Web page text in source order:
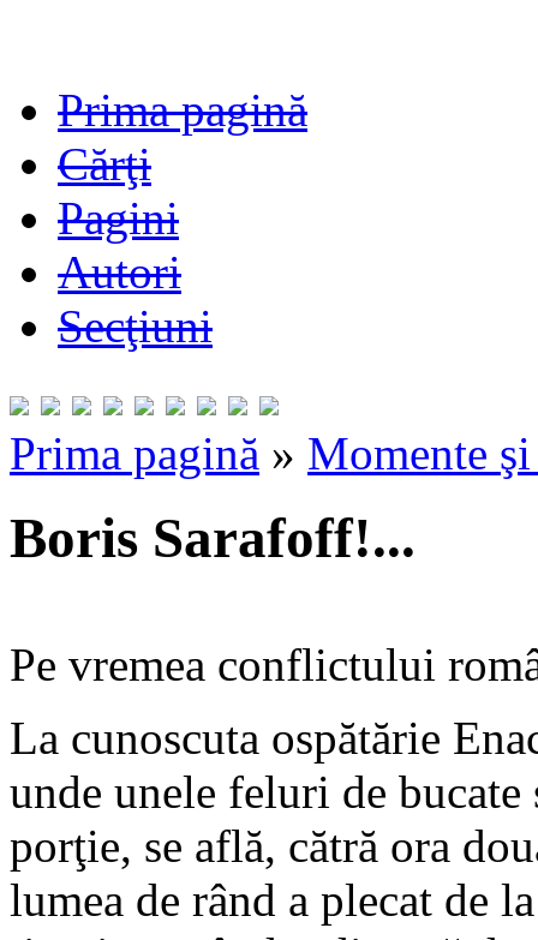
Prima pagină
Cărţi
Pagini
Autori
Secţiuni
Prima pagină » Momente
Boris Sarafoff!...
Pe vremea conflictului
La cunoscuta ospătărie
unde unele feluri de bucate
porţie, se află, cătră ora
lumea de rând a plecat de